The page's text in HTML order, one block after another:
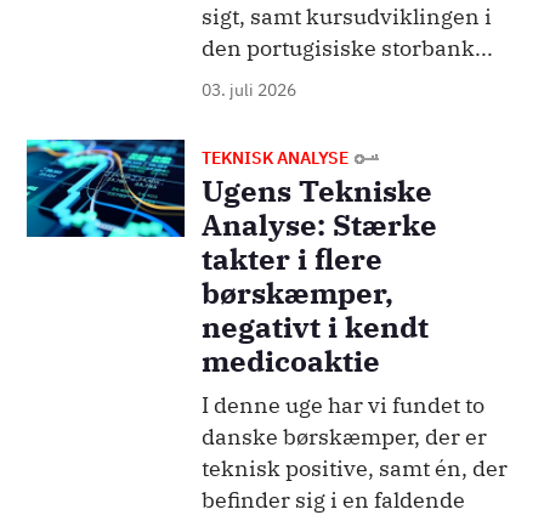
sigt, samt kursudviklingen i
den portugisiske storbank...
03. juli 2026
Billede TEKNISK ANALYSE
Ugens Tekniske
Analyse: Stærke
takter i flere
børskæmper,
negativt i kendt
medicoaktie
I denne uge har vi fundet to
danske børskæmper, der er
teknisk positive, samt én, der
befinder sig i en faldende